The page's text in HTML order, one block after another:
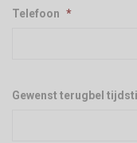
Telefoon *
Gewenst terugbel